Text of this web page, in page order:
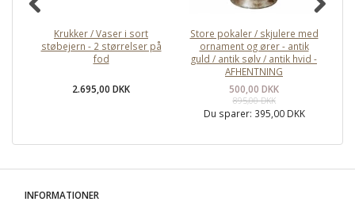
Krukker / Vaser i sort
støbejern - 2 størrelser på
fod
2.695,00 DKK
Store pokaler / skjulere med
ornament og ører - antik
guld / antik sølv / antik hvid -
AFHENTNING
500,00 DKK
895,00 DKK
Du sparer: 395,00 DKK
INFORMATIONER